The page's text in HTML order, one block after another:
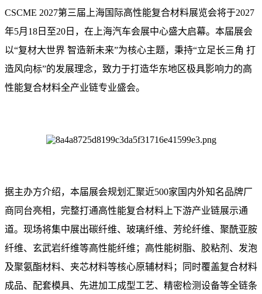
CSCME 2027第三届上海国际高性能复合材料展览会将于2027
年5月18日至20日，在上海汽车会展中心盛大启幕。本届展会
以“复材大世界 智造新未来”为核心主题，秉持“立足长三角 打
造风向标”的发展理念，致力于打造华东地区极具影响力的高
性能复合材料全产业链专业盛会。
据主办方介绍，本届展会规划汇聚近500家国内外知名品牌厂
商同台亮相，完整打通高性能复合材料上下游产业链展示通
道。现场将集中展出碳纤维、玻璃纤维、芳纶纤维、聚酰亚胺
纤维、玄武岩纤维等高性能纤维；高性能树脂、胶粘剂、发泡
及聚氨酯材料、夹芯材料等核心原辅材料；同时覆盖复合材料
成品、配套模具、先进加工成型工艺、精密检测设备等全链条